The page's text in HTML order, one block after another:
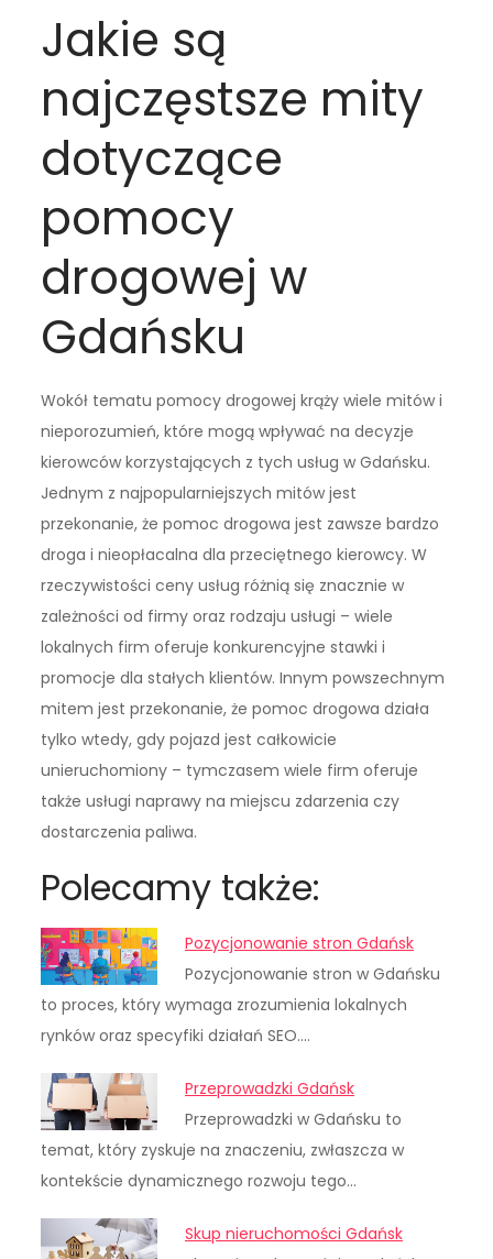
Jakie są
najczęstsze mity
dotyczące
pomocy
drogowej w
Gdańsku
Wokół tematu pomocy drogowej krąży wiele mitów i
nieporozumień, które mogą wpływać na decyzje
kierowców korzystających z tych usług w Gdańsku.
Jednym z najpopularniejszych mitów jest
przekonanie, że pomoc drogowa jest zawsze bardzo
droga i nieopłacalna dla przeciętnego kierowcy. W
rzeczywistości ceny usług różnią się znacznie w
zależności od firmy oraz rodzaju usługi – wiele
lokalnych firm oferuje konkurencyjne stawki i
promocje dla stałych klientów. Innym powszechnym
mitem jest przekonanie, że pomoc drogowa działa
tylko wtedy, gdy pojazd jest całkowicie
unieruchomiony – tymczasem wiele firm oferuje
także usługi naprawy na miejscu zdarzenia czy
dostarczenia paliwa.
Polecamy także:
Pozycjonowanie stron Gdańsk
Pozycjonowanie stron w Gdańsku
to proces, który wymaga zrozumienia lokalnych
rynków oraz specyfiki działań SEO.…
Przeprowadzki Gdańsk
Przeprowadzki w Gdańsku to
temat, który zyskuje na znaczeniu, zwłaszcza w
kontekście dynamicznego rozwoju tego…
Skup nieruchomości Gdańsk